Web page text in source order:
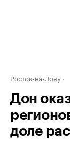
Ростов-на-Дону
Дон
доле